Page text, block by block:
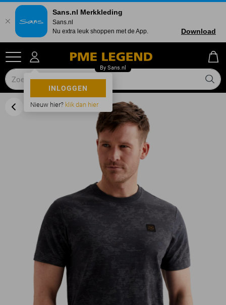
INLOGGEN
Nieuw hier? klik dan hier
Sans.nl Merkkleding
Sans.nl
Nu extra leuk shoppen met de App.
Download